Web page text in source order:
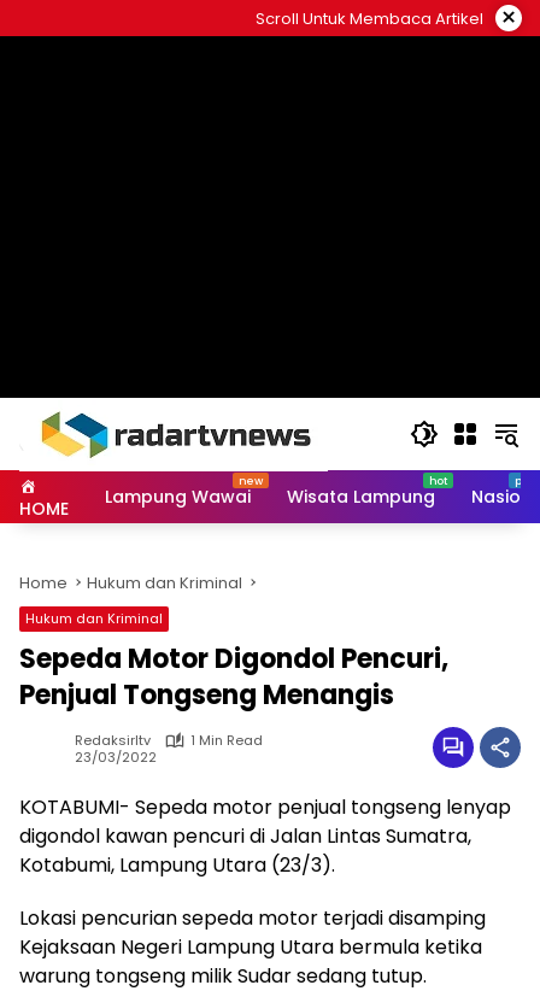
to
Scroll Untuk Membaca Artikel ×
HOME Lampung Wawai Wisata Lampung
Home Hukum dan Kriminal
Hukum dan Kriminal
Sepeda Motor Digondol Pencuri,
Penjual Tongseng Menangis
Redaksirltv
1 Min Read
23/03/2022
KOTABUMI- Sepeda motor penjual tongseng lenyap
digondol kawan pencuri di Jalan Lintas Sumatra,
Kotabumi, Lampung Utara (23/3).
Lokasi pencurian sepeda motor terjadi disamping
Kejaksaan Negeri Lampung Utara bermula ketika
warung tongseng milik Sudar sedang tutup.